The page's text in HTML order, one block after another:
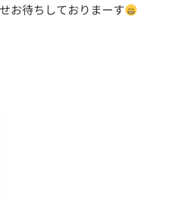
お待ちしておりまーす